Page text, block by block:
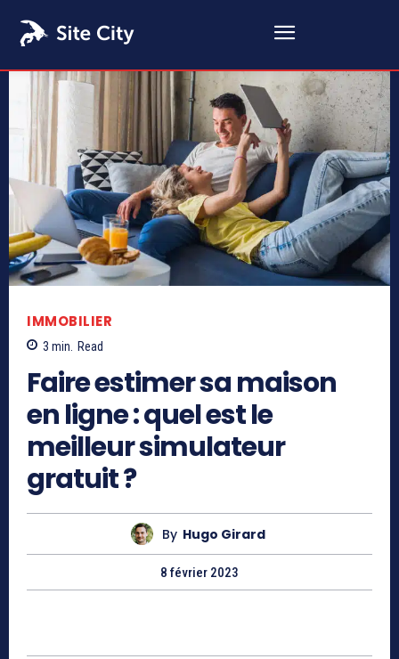
IMMOBILIER
3 min. Read
Faire estimer sa maison
en ligne : quel est le
meilleur simulateur
gratuit ?
By Hugo Girard
8 février 2023